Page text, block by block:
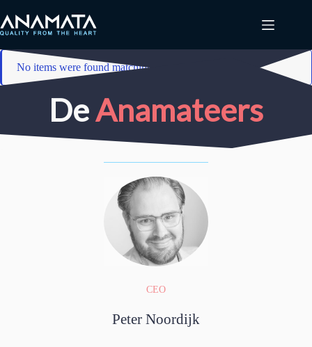
naar
de
No items were found matching your selection.
DeAnamateers
CEO
Peter Noordijk